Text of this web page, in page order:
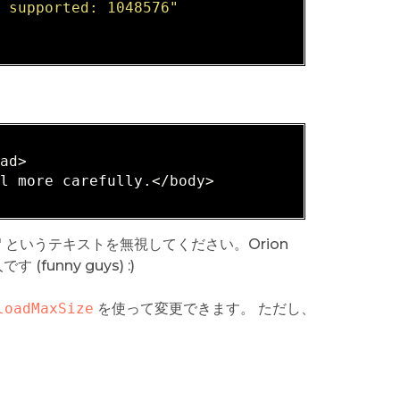
1048576"
more carefully.</body>
うテキストを無視してください。Orion
す (funny guys) :)
を使って変更できます。 ただし、